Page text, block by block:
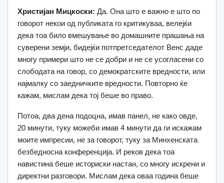
Христијан Мицкоски: Да. Она што е важно е што по
говорот некои од публиката го критикуваа, велејќи
дека тоа било вмешување во домашните прашања на
суверени земји, бидејќи потпретседателот Венс даде
многу примери што не се добри и не се усогласени со
слободата на говор, со демократските вредности, или
најмалку со заедничките вредности. Повторно ќе
кажам, мислам дека тој беше во право.
Потоа, два дена подоцна, имав панел, не како овде,
20 минути, туку можеби имав 4 минути да ги искажам
моите импресии, не за говорот, туку за Минхенската
безбедносна конференција. И реков дека тоа
навистина беше историски настан, со многу искрени и
директни разговори. Мислам дека оваа година беше